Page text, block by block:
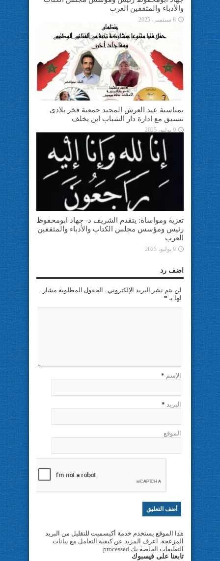
والأدباء والمثقفين العرب
8 سبتمبر، 2025
بمناسبة عيد العرش المجيد جمعية فخر بلادي
تنسيق مع ادارة دار الشباب ابن يخلف
9 يوليو، 2025
تعزية ومواساة: يتقدم الشريف د- جهاد ابومحفوظ
رئيس ومؤسس مجلس الكتاب والأدباء والمثقفين
العرب
9 يوليو، 2025
اضف رد
لن يتم نشر البريد الإلكتروني . الحقول المطلوبة مشار
لها بـ *
الإسم *
البريد *
الموقع
هذا الموقع يستخدم خدمة أكيسميت للتقليل من البريد
المزعجة. اعرف المزيد عن كيفية التعامل مع بيانات
التعليقات الخاصة بك processed
.
تابعنا على فيسبوك